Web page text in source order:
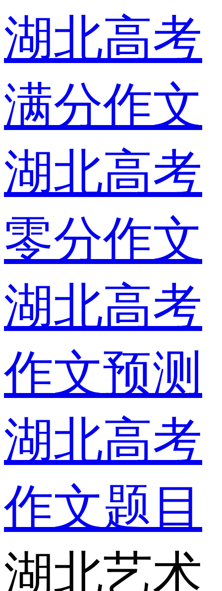
湖北高考
满分作文
湖北高考
零分作文
湖北高考
作文预测
湖北高考
作文题目
湖北艺术